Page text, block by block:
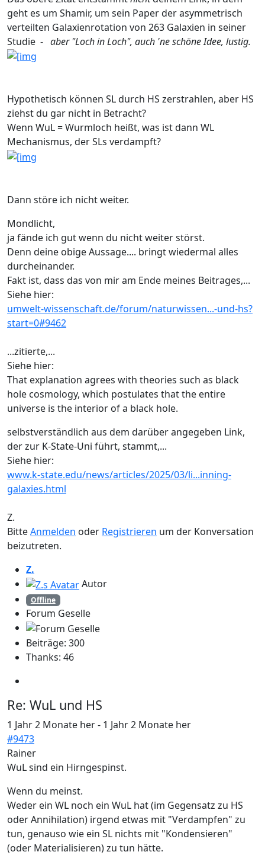
geht es um Shamir, um sein Paper der asymmetrisch
verteilten Galaxienrotation von 263 Galaxien in seiner
Studie - aber "Loch in Loch", auch 'ne schöne Idee, lustig.
Hypothetisch können SL durch HS zerstrahlen, aber HS
ziehst du gar nicht in Betracht?
Wenn WuL = Wurmloch heißt, was ist dann WL
Mechanismus, der SLs verdampft?
Dann störe ich nicht weiter.
Mondlicht,
ja fände ich gut wenn du nicht weiter störst.
Denn deine obige Aussage.... bringt wiedermal alles
durcheinander.
Fakt ist, dass das von mir am Ende meines Beitrages,...
Siehe hier:
umwelt-wissenschaft.de/forum/naturwissen...-und-hs?
start=0#9462
...zitierte,...
Siehe hier:
That explanation agrees with theories such as black
hole cosmology, which postulates that the entire
universe is the interior of a black hole.
selbstverständlich aus dem darüber angegeben Link,
der zur K-State-Uni führt, stammt,...
Siehe hier:
www.k-state.edu/news/articles/2025/03/li...inning-
galaxies.html
Z.
BitteAnmelden oder Registrieren um der Konversation
beizutreten.
Z.
Autor
Offline
Forum Geselle
Beiträge: 300
Thanks: 46
Re: WuL und HS
1 Jahr 2 Monate her- 1 Jahr 2 Monate her
#9473
Rainer
WuL sind ein Hirngespinst.
Wenn du meinst.
Weder ein WL noch ein WuL hat (im Gegensatz zu HS
oder Annihilation) irgend etwas mit "Verdampfen" zu
tun, genauso wie ein SL nichts mit "Kondensieren"
(oder Materialisieren) zu tun hätte.